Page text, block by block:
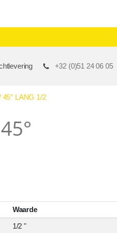
+32 (0)51 24 06 05
LANG 1/2
Waarde
1/2 "